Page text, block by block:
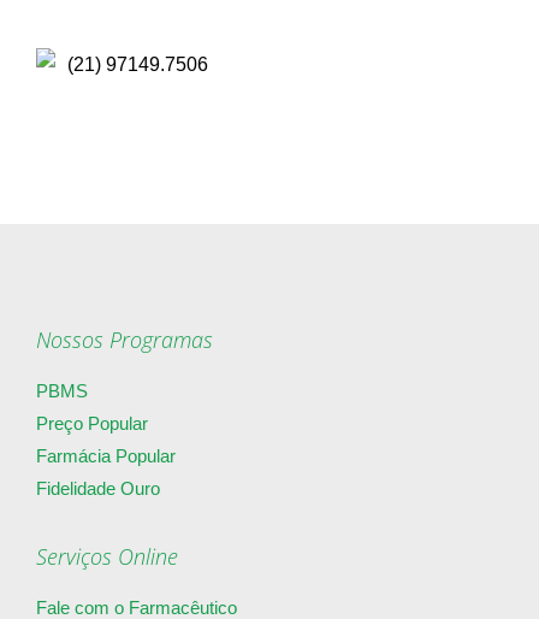
(21) 97149.7506
Nossos Programas
PBMS
Preço Popular
Farmácia Popular
Fidelidade Ouro
Serviços Online
Fale com o Farmacêutico